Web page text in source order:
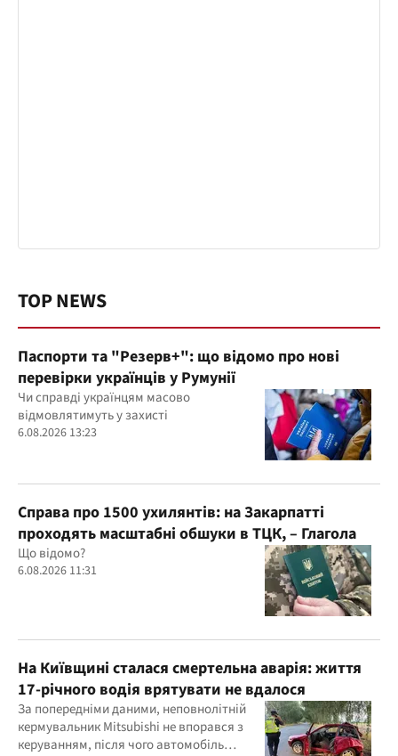
TOP NEWS
Паспорти та "Резерв+": що відомо про нові
перевірки українців у Румунії
Чи справді українцям масово
відмовлятимуть у захисті
6.08.2026 13:23
Справа про 1500 ухилянтів: на Закарпатті
проходять масштабні обшуки в ТЦК, – Глагола
Що відомо?
6.08.2026 11:31
На Київщині сталася смертельна аварія: життя
17-річного водія врятувати не вдалося
За попередніми даними, неповнолітній
кермувальник Mitsubishi не впорався з
керуванням, після чого автомобіль